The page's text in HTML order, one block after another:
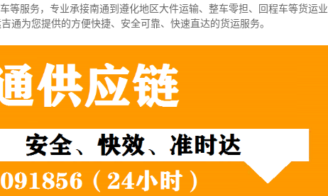
等服务， 专业承接南通到遵化地区大件运输、整车零担、回程车等货运业
通为您提供的方便快捷、安全可靠、快速直达的货运服务。